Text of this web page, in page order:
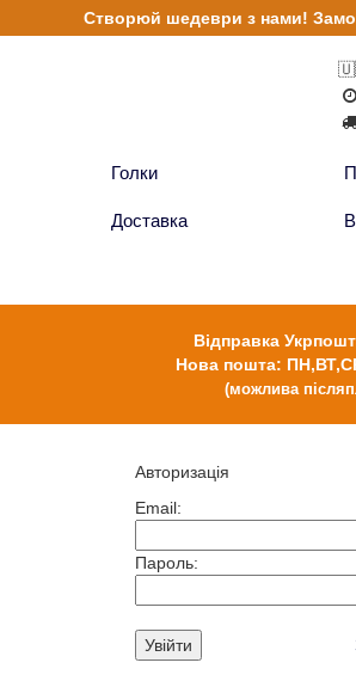
Голки
Доставка
Відправка
Нова пошта:
(можлива
Авторизація
Email:
Пароль:
Увійти
Створюй шедеври з нами!